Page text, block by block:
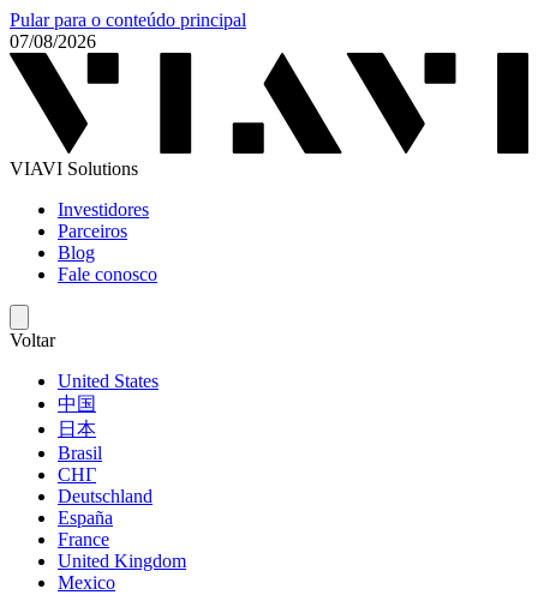
Pular para o conteúdo principal
07/08/2026
VIAVI Solutions
Investidores
Parceiros
Blog
Fale conosco
Voltar
United States
中国
日本
Brasil
СНГ
Deutschland
España
France
United Kingdom
Mexico